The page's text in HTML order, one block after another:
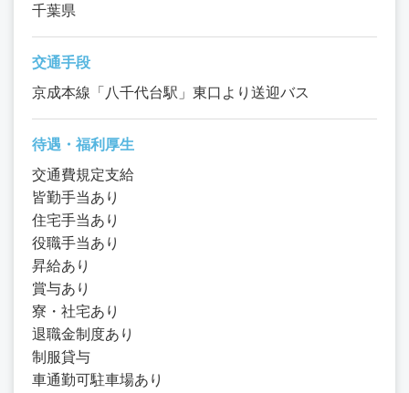
千葉県
交通手段
京成本線「八千代台駅」東口より送迎バス
待遇・福利厚生
交通費規定支給
皆勤手当あり
住宅手当あり
役職手当あり
昇給あり
賞与あり
寮・社宅あり
退職金制度あり
制服貸与
車通勤可駐車場あり